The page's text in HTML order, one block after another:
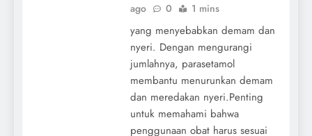
ago
0 1 mins
yang menyebabkan demam dan
nyeri. Dengan mengurangi
jumlahnya, parasetamol
membantu menurunkan demam
dan meredakan nyeri.Penting
untuk memahami bahwa
penggunaan obat harus sesuai